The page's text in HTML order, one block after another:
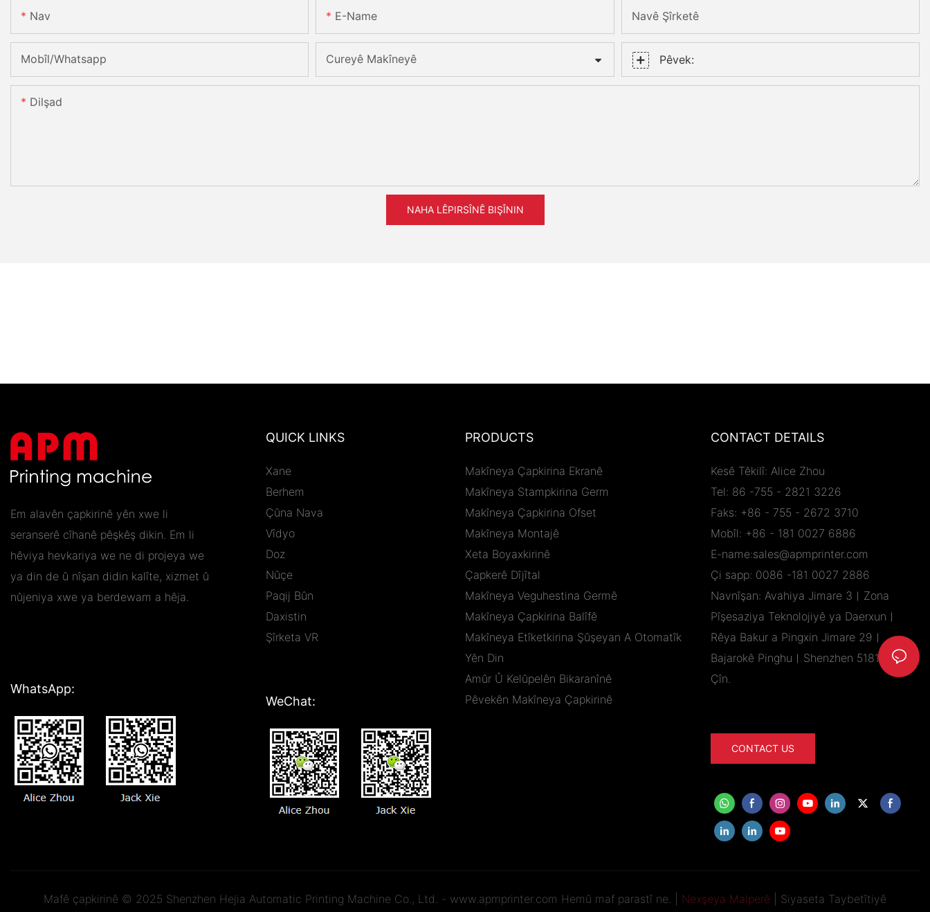
Nav E-Name Navê Şîrketê
Mobîl/Whatsapp Cureyê Makîneyê Pêvek:
Dilşad
NAHA LÊPIRSÎNÊ BIŞÎNIN
Em alavên çapkirinê yên xwe li
seranserê cîhanê pêşkêş dikin. Em li
hêviya hevkariya we ne di projeya we
ya din de û nîşan didin kalîte, xizmet û
nûjeniya xwe ya berdewam a hêja.
WhatsApp:
QUICK LINKS
Xane
Berhem
Çûna Nava
Vîdyo
Doz
Nûçe
Paqij Bûn
Daxistin
Şîrketa VR
WeChat:
PRODUCTS
Makîneya Çapkirina Ekranê
Makîneya Stampkirina Germ
Makîneya Çapkirina Ofset
Makîneya Montajê
Xeta Boyaxkirinê
Çapkerê Dîjîtal
Makîneya Veguhestina Germê
Makîneya Çapkirina Balîfê
Makîneya Etîketkirina Şûşeyan A Otomatîk
Yên Din
Amûr Û Kelûpelên Bikaranînê
Pêvekên Makîneya Çapkirinê
CONTACT DETAILS
Kesê Têkilî: Alice Zhou
Tel: 86 -755 - 2821 3226
Faks: +86 - 755 - 2672 3710
Mobîl: +86 - 181 0027 6886
E-name:sales@apmprinter.com
Çi sapp: 0086 -181 0027 2886
Navnîşan: Avahiya Jimare 3︱Zona
Pîşesaziya Teknolojiyê ya Daerxun︱
Rêya Bakur a Pingxin Jimare 29︱
Bajarokê Pinghu︱Shenzhen 518111︱
Çîn.
CONTACT US
Mafê çapkirinê © 2025 Shenzhen Hejia Automatic Printing Machine Co., Ltd. - www.apmprinter.com Hemû maf parastî ne. | Nexşeya Malperê Siyaseta Taybetîtiyê